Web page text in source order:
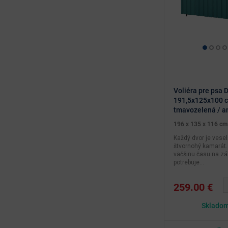
Voliéra pre psa
191,5x125x100
tmavozelená /
196 x 135 x 116 cm
Každý dvor je
štvornohý
väčšinu času na
potrebuje...
259.00 €